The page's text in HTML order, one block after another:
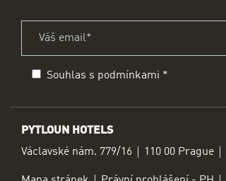
Prohlášení
Souhlas s podmínkami *
ADRESA
PYTLOUN HOTELS
Václavské nám. 779/16
110 00 Prague